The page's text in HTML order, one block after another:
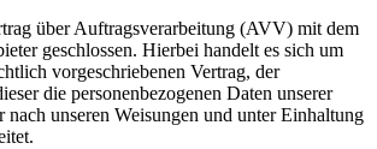
über Auftragsverarbeitung (AVV) mit dem
geschlossen. Hierbei handelt es sich um
vorgeschriebenen Vertrag, der
die personenbezogenen Daten unserer
nach unseren Weisungen und unter Einhaltung